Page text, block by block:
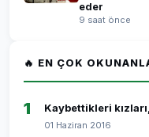
eder
9 saat önce
🔥 EN ÇOK
1 Kaybettikleri
01 Haziran 2016